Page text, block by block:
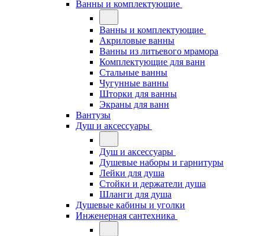
Ванны и комплектующие
Ванны и комплектующие
Акриловые ванны
Ванны из литьевого мрамора
Комплектующие для ванн
Стальные ванны
Чугунные ванны
Шторки для ванны
Экраны для ванн
Вантузы
Душ и аксессуары
Душ и аксессуары
Душевые наборы и гарнитуры
Лейки для душа
Стойки и держатели душа
Шланги для душа
Душевые кабины и уголки
Инженерная сантехника